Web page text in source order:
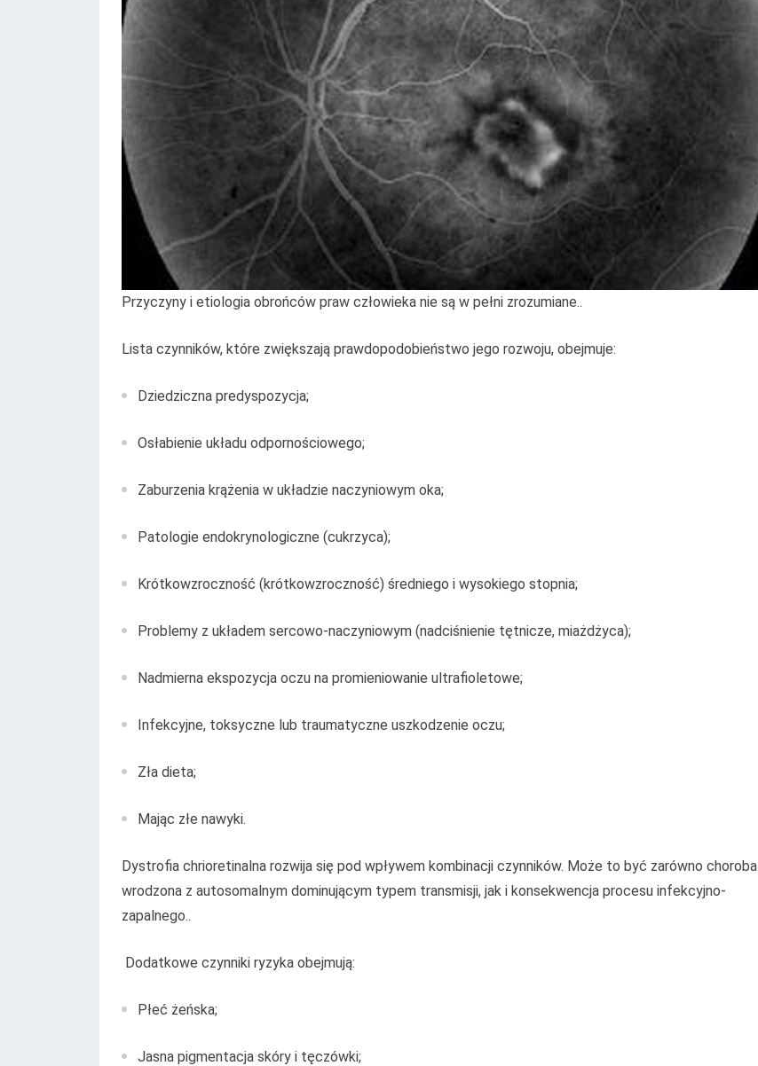
Przyczyny i etiologia obrońców praw człowieka nie są w pełni zrozumiane..
Lista czynników, które zwiększają prawdopodobieństwo jego rozwoju, obejmuje:
Dziedziczna predyspozycja;
Osłabienie układu odpornościowego;
Zaburzenia krążenia w układzie naczyniowym oka;
Patologie endokrynologiczne (cukrzyca);
Krótkowzroczność (krótkowzroczność) średniego i wysokiego stopnia;
Problemy z układem sercowo-naczyniowym (nadciśnienie tętnicze, miażdżyca);
Nadmierna ekspozycja oczu na promieniowanie ultrafioletowe;
Infekcyjne, toksyczne lub traumatyczne uszkodzenie oczu;
Zła dieta;
Mając złe nawyki.
Dystrofia chrioretinalna rozwija się pod wpływem kombinacji czynników. Może to być zarówno choroba
wrodzona z autosomalnym dominującym typem transmisji, jak i konsekwencja procesu infekcyjno-
zapalnego..
Dodatkowe czynniki ryzyka obejmują:
Płeć żeńska;
Jasna pigmentacja skóry i tęczówki;